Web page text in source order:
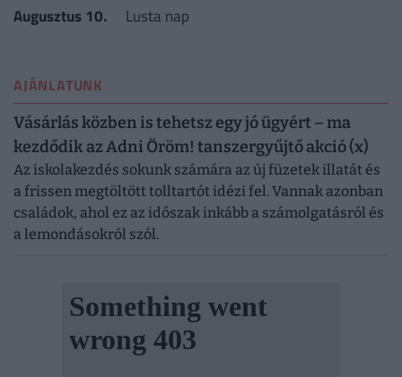
Augusztus 10.
Lusta nap
AJÁNLATUNK
Vásárlás közben is tehetsz egy jó ügyért – ma
kezdődik az Adni Öröm! tanszergyűjtő akció (x)
Az iskolakezdés sokunk számára az új füzetek illatát és
a frissen megtöltött tolltartót idézi fel. Vannak azonban
családok, ahol ez az időszak inkább a számolgatásról és
a lemondásokról szól.